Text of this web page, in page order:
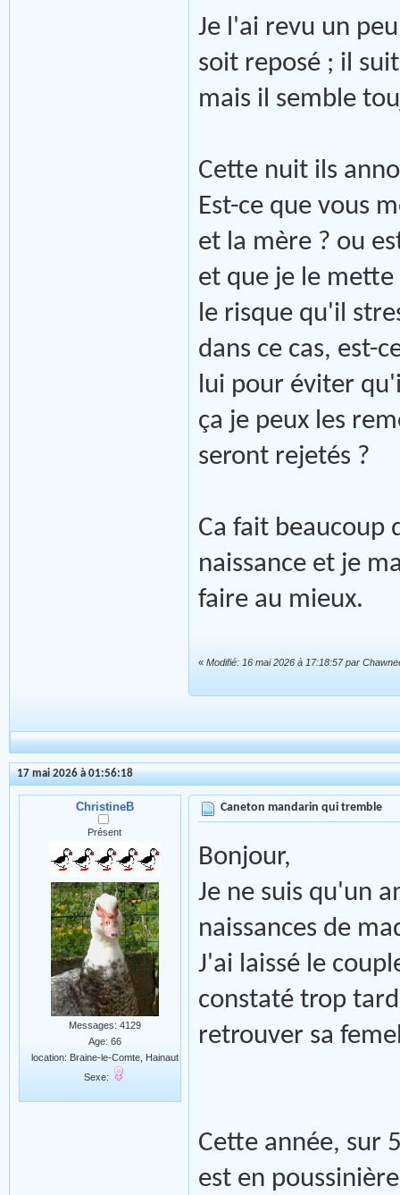
Je l'ai revu un
soit reposé ; il
mais il semble
Cette nuit ils
Est-ce que vous
et la mère ? ou
et que je le mette
le risque qu'il
dans ce cas, est-
lui pour éviter
ça je peux les
seront rejetés ?
Ca fait beaucoup
naissance et je
faire au mieux.
« Modifié: 16 mai 2026 à 17:18:57 par
17 mai 2026 à 01:56:18
ChristineB
Présent
Messages: 4129
Age: 66
location: Braine-le-Comte, Hainaut
Sexe:
Caneton mandarin qui tremble
Bonjour,
Je ne suis qu'un
naissances de
J'ai laissé le
constaté trop
retrouver sa
Cette année, sur
est en